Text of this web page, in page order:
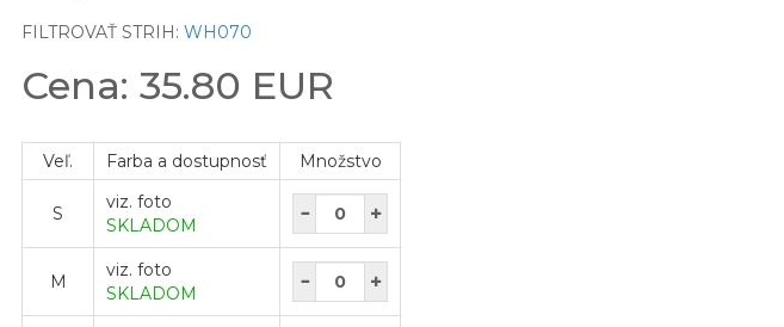
FILTROVAŤ STRIH:WH070
Cena: 35.80 EUR
Veľ. Farba a dostupnosť Množstvo
S
viz. foto
SKLADOM
M
viz. foto
SKLADOM